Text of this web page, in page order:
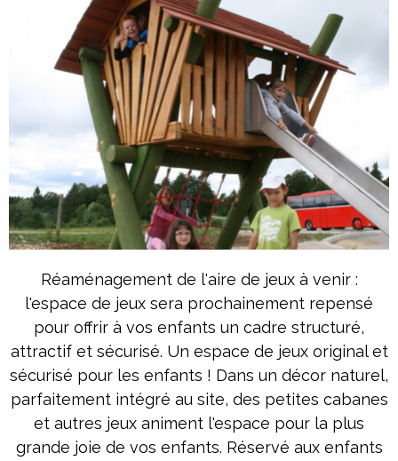
Réaménagement de l'aire de jeux à venir :
l'espace de jeux sera prochainement repensé
pour offrir à vos enfants un cadre structuré,
attractif et sécurisé. Un espace de jeux original et
sécurisé pour les enfants ! Dans un décor naturel,
parfaitement intégré au site, des petites cabanes
et autres jeux animent l'espace pour la plus
grande joie de vos enfants. Réservé aux enfants